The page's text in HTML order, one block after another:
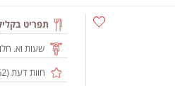
לחוויה מהנה, שיהיה בתאבון!
תפריט
שעות וא.
חוות דעת (